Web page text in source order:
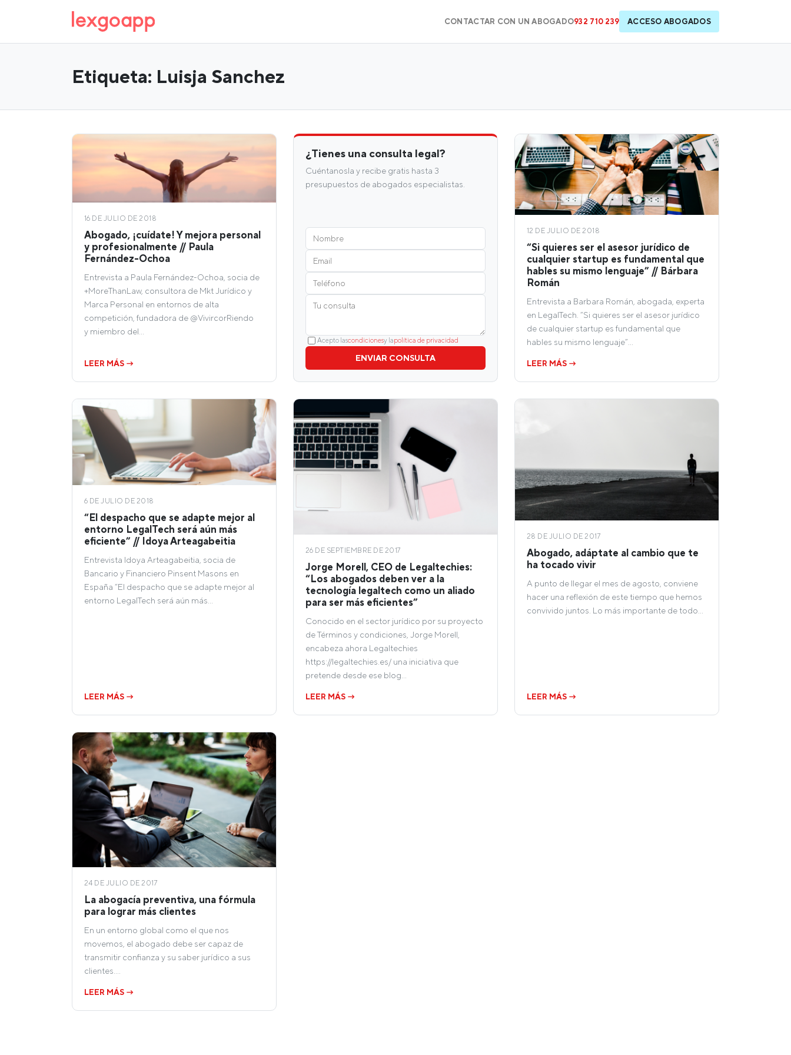
CONTACTAR CON UN ABOGADO932 710 239 ACCESO ABOGADOS
Etiqueta: Luisja Sanchez
16 DE JULIO DE 2018
Abogado, ¡cuídate! Y mejora personal
y profesionalmente // Paula
Fernández-Ochoa
Entrevista a Paula Fernández-Ochoa, socia de
+MoreThanLaw, consultora de Mkt Jurídico y
Marca Personal en entornos de alta
competición, fundadora de @VivircorRiendo
y miembro del…
LEER MÁS →
¿Tienes una consulta legal?
Cuéntanosla y recibe gratis hasta 3
presupuestos de abogados especialistas.
Acepto lascondicionesy lapolítica de privacidad
ENVIAR CONSULTA
12 DE JULIO DE 2018
“Si quieres ser el asesor jurídico de
cualquier startup es fundamental que
hables su mismo lenguaje” // Bárbara
Román
Entrevista a Barbara Román, abogada, experta
en LegalTech. “Si quieres ser el asesor jurídico
de cualquier startup es fundamental que
hables su mismo lenguaje”…
LEER MÁS →
6 DE JULIO DE 2018
“El despacho que se adapte mejor al
entorno LegalTech será aún más
eficiente” // Idoya Arteagabeitia
Entrevista Idoya Arteagabeitia, socia de
Bancario y Financiero Pinsent Masons en
España “El despacho que se adapte mejor al
entorno LegalTech será aún más…
LEER MÁS →
26 DE SEPTIEMBRE DE 2017
Jorge Morell, CEO de Legaltechies:
“Los abogados deben ver a la
tecnología legaltech como un aliado
para ser más eficientes”
Conocido en el sector jurídico por su proyecto
de Términos y condiciones, Jorge Morell,
encabeza ahora Legaltechies
https://legaltechies.es/ una iniciativa que
pretende desde ese blog…
LEER MÁS →
28 DE JULIO DE 2017
Abogado, adáptate al cambio que te
ha tocado vivir
A punto de llegar el mes de agosto, conviene
hacer una reflexión de este tiempo que hemos
convivido juntos. Lo más importante de todo…
LEER MÁS →
24 DE JULIO DE 2017
La abogacía preventiva, una fórmula
para lograr más clientes
En un entorno global como el que nos
movemos, el abogado debe ser capaz de
transmitir confianza y su saber jurídico a sus
clientes.…
LEER MÁS →